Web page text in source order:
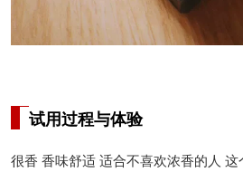
试用过程与体验
很香 香味舒适 适合不喜欢浓香的人